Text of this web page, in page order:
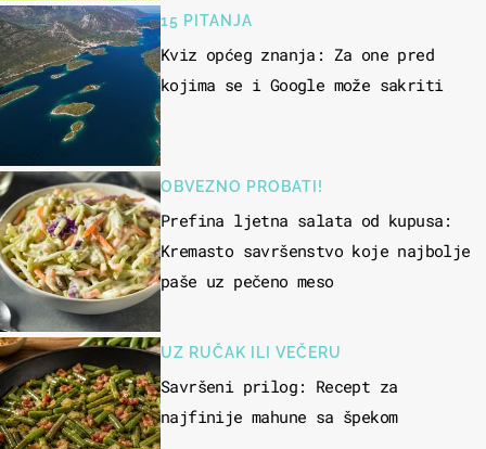
15 PITANJA
Kviz općeg znanja: Za one pred
kojima se i Google može sakriti
OBVEZNO PROBATI!
Prefina ljetna salata od kupusa:
Kremasto savršenstvo koje najbolje
paše uz pečeno meso
UZ RUČAK ILI VEČERU
Savršeni prilog: Recept za
najfinije mahune sa špekom